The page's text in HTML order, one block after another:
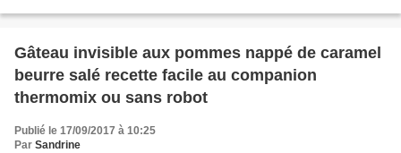
Gâteau invisible aux pommes nappé de caramel
beurre salé recette facile au companion
thermomix ou sans robot
Publié le 17/09/2017 à 10:25
Par Sandrine